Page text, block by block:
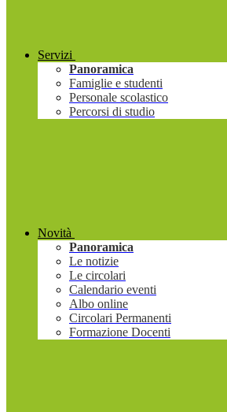
Servizi
Panoramica
Famiglie e studenti
Personale scolastico
Percorsi di studio
Novità
Panoramica
Le notizie
Le circolari
Calendario eventi
Albo online
Circolari Permanenti
Formazione Docenti